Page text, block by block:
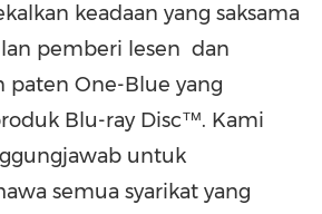
keadaan yang saksama
pemberi lesen dan
paten One-Blue yang
Blu-ray Disc™. Kami
untuk
semua syarikat yang